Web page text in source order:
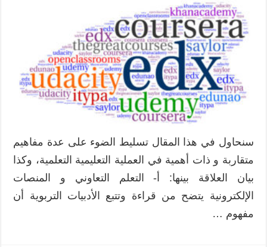
سنحاول في هذا المقال تسليط الضوء على عدة مفاهيم
متقاربة و ذات أهمية في العملية التعليمية التعلمية، وكذا
بيان العلاقة بينها: أ- التعلم التعاوني و المنصات
الإلكترونية يتضح من قراءة وتتبع الأدبيات التربوية أن
مفهوم …